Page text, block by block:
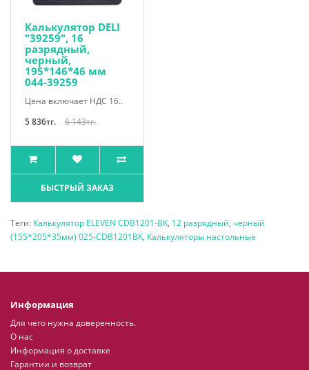
Калькулятор DELI
"39259", 16
разрядный,
черный,
195*146*46 мм
044-39259
Цена включает НДС 16..
5 836тг.
6 143тг.
БЫСТРЫЙ ЗАКАЗ
Теги: Калькулятор ELEVEN CDB1201-BK, 12 разрядный, черный
(155*205*35мм) 025-CDB1201BK, Калькуляторы настольные
Информация
Для чего нужна доверенность.
О нас
Информация о доставке
Гарантии и возврат